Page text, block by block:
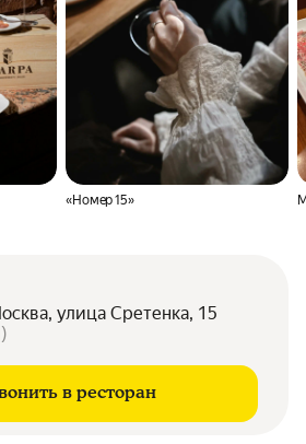
«Номер 15»
улица Сретенка, 15
)
в ресторан